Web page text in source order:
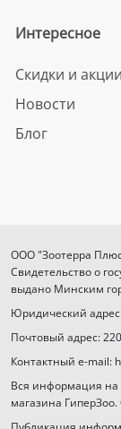
Интересное
Скидки и акции
Новости
Блог
ООО "Зоотерра
Свидетельство о
выдано Минским
Юридический
Почтовый адрес:
Контактный e-mail:
Вся информация на
магазина